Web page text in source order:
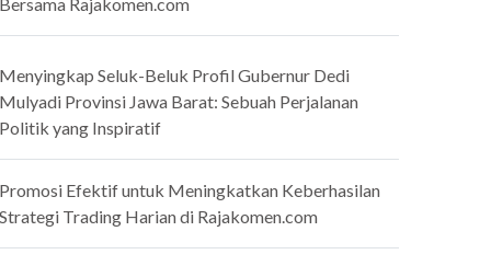
Seluk-Beluk Profil Gubernur Dedi
Provinsi Jawa Barat: Sebuah Perjalanan
yang Inspiratif
Efektif untuk Meningkatkan Keberhasilan
Trading Harian di Rajakomen.com